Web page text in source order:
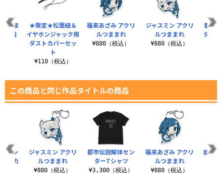
福来あざみ アクリ
ルつままれ
¥880（税込）
ジャスミン アクリ
ルつままれ
¥880（税込）
都市
ター
まま
里編
★限定★松葉紐＆
イヤホンジャック用
ダストカバーセッ
ト
¥110（税込）
この商品と同じ作品タイトルの商品
都市伝説解体セン
ターTシャツ
¥3,300（税込）
福来あざみ アクリ
ルつままれ
¥880（税込）
廻屋
セン
ッカ
ジャスミン アクリ
ルつままれ
¥880（税込）